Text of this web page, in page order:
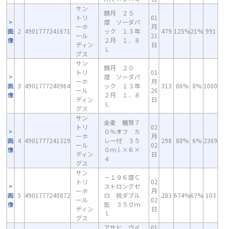
画
像
2 4901777241671
サン
トリ
ーホ
ール
ディン
グス
鏡月 ２５
度 ソーダパ
ック １３年
２月 １．８
Ｌ
01
月
21
日
479 125%21% 991
画
像
3 4901777240964
サン
トリ
ーホ
ール
ディン
グス
鏡月 ２０
度 ソーダパ
ック １３年
２月 １．８
Ｌ
01
月
26
日
313 86% 8% 1000
画
像
4 4901777241329
サン
トリ
ーホ
ール
ディン
グス
金麦 糖質７
０％オフ カ
レー付 ３５
０ｍｌ×６×
４
02
月
02
日
298 88% 6% 2369
画
像
5 4901777240872
サン
トリ
ーホ
ール
ディン
グス
－１９６度Ｃ
ストロングゼ
ロ 桃ダブル
缶 ３５０ｍ
ｌ
02
月
02
日
283 674%67% 103
アサヒ ウイ
01